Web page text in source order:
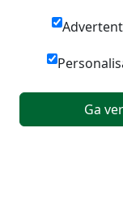
Ga